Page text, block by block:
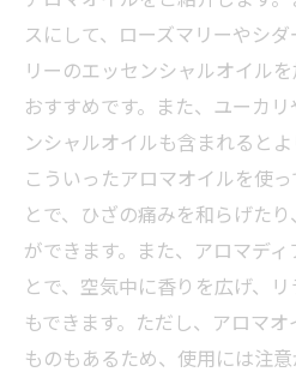
スにして、ローズマリーやシ
リーのエッセンシャルオイル
おすすめです。また、ユーカ
ンシャルオイルも含まれるとよ
こういったアロマオイルを使
とで、ひざの痛みを和らげた
ができます。また、アロマデ
とで、空気中に香りを広げ、
もできます。ただし、アロマ
ものもあるため、使用には注